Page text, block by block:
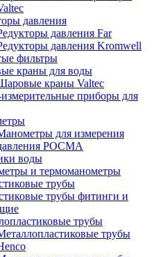
давления
давления Far
давления Kromwell
фильтры
краны для воды
краны Valtec
приборы для
для измерения
РОСМА
воды
и термоманометры
трубы
трубы фитинги и
трубы
трубы